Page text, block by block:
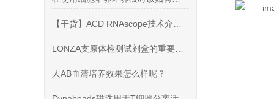
人AB血清培养效果怎么样呢？